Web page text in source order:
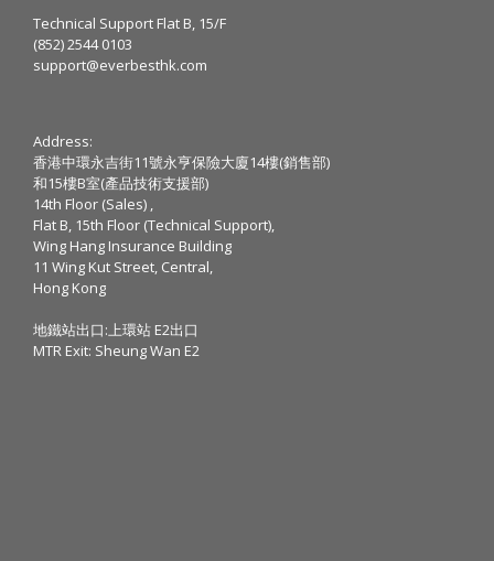
Technical Support Flat B, 15/F
(852) 2544 0103
support@everbesthk.com
Address:
香港中環永吉街11號永亨保險大廈14樓(銷售部)
和15樓B室(產品技術支援部)
14th Floor (Sales) ,
Flat B, 15th Floor (Technical Support),
Wing Hang Insurance Building
11 Wing Kut Street, Central,
Hong Kong
地鐵站出口:上環站 E2出口
MTR Exit: Sheung Wan E2